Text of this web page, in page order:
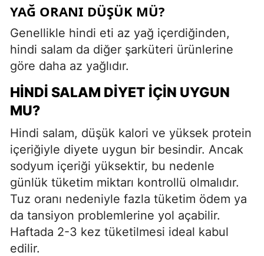
YAĞ ORANI DÜŞÜK MÜ?
Genellikle hindi eti az yağ içerdiğinden,
hindi salam da diğer şarküteri ürünlerine
göre daha az yağlıdır.
HINDI SALAM DIYET İÇIN UYGUN
MU?
Hindi salam, düşük kalori ve yüksek protein
içeriğiyle diyete uygun bir besindir. Ancak
sodyum içeriği yüksektir, bu nedenle
günlük tüketim miktarı kontrollü olmalıdır.
Tuz oranı nedeniyle fazla tüketim ödem ya
da tansiyon problemlerine yol açabilir.
Haftada 2-3 kez tüketilmesi ideal kabul
edilir.